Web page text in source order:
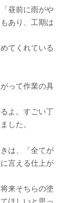
昼前に雨がや
あり、工期は
てくれている
って作業の具
よ。すごい丁
した。
は、「全てが
言える仕上が
来そちらの塗